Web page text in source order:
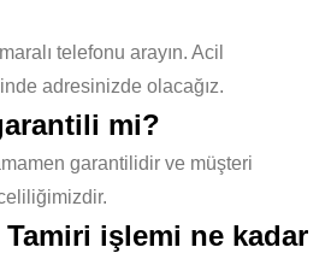
telefonu arayın. Acil
adresinizde olacağız.
mi?
garantilidir ve müşteri
Tamiri işlemi ne kadar